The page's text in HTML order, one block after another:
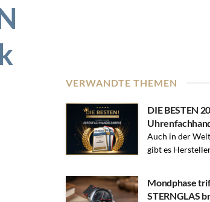
VERWANDTE THEMEN
DIE BESTEN
Auch in der
gibt es
Mondphase
STERNGLAS